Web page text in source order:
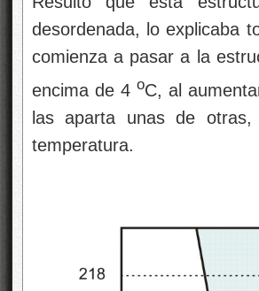
desordenada, lo explicaba
comienza a pasar a la
encima de 4oC, al
las aparta unas de
temperatura.